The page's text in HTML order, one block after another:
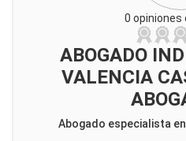
0 opiniones
ABOGADO
VALENCIA
Abogado especialista